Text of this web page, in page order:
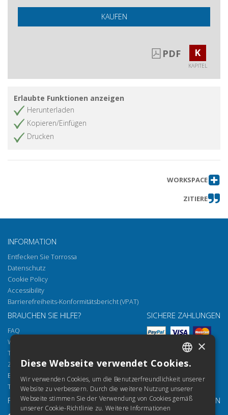
KAUFEN
PDF K
KAPITEL
Erlaubte Funktionen anzeigen
Herunterladen
Kopieren/Einfügen
Drucken
WORKSPACE
ZITIERE
INFORMATION
Entfecken Sie Torrossa
Datenschutz
Cookie Policy
Accessibility
Barrierefreiheits-Konformitätsbericht (VPAT)
BRAUCHEN SIE HILFE?
FAQ
Wie öffnen Sie unsere Dokumente
Torrossa Reader
Zugriffsmöglichkeiten
Email:helpdesk@torrossa.com
Tel: +39 055 5018800
SICHERE ZAHLUNGEN
FOLGEN SIE UNS UNSERE RESSOURCEN
ITALIAN
SPANISH
FRENCH
×
Diese Webseite verwendet Cookies.
Wir verwenden Cookies, um die Benutzerfreundlichkeit unserer
Website zu verbessern. Durch die weitere Nutzung unserer
Webseite stimmen Sie der Verwendung von Cookies gemäß
unserer Cookie-Richtlinie zu. Weitere Informationen